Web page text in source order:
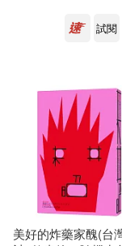
吳淡如(2)
周品均(2)
喬治．歐威爾
夏木志朋(2)
外國語研究
知翎文化(2)
耕林(2)
虎吉(2)
試閱
美好的炸藥家醜(台